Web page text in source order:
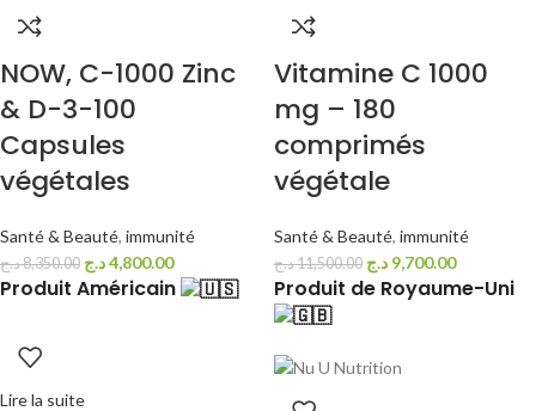
NOW, C-1000 Zinc
& D-3-100
Capsules
végétales
Santé & Beauté, immunité
8,350.00د.ج 4,800.00د.ج
Produit Américain
Lire la suite
Vitamine C 1000
mg – 180
comprimés
végétale
Santé & Beauté, immunité
11,500.00د.ج 9,700.00 د.ج
Produit de Royaume-Uni